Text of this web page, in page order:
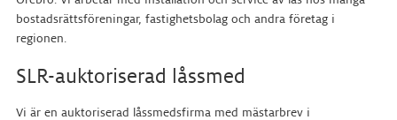
bostadsrättsföreningar, fastighetsbolag och andra företag i
regionen.
SLR-auktoriserad låssmed
Vi är en auktoriserad låssmedsfirma med mästarbrev i